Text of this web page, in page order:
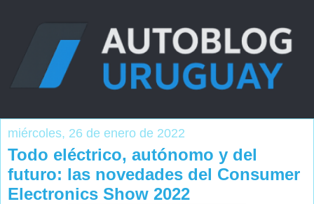
miércoles, 26 de enero de 2022
Todo eléctrico, autónomo y del
futuro: las novedades del Consumer
Electronics Show 2022